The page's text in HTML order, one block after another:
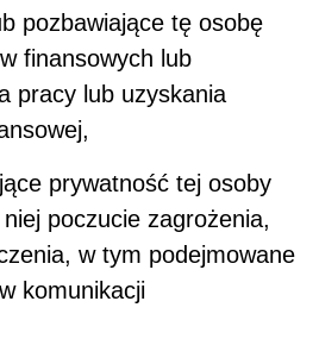
pozbawiające tę osobę
finansowych lub
pracy lub uzyskania
prywatność tej osoby
poczucie zagrożenia,
w tym podejmowane
komunikacji